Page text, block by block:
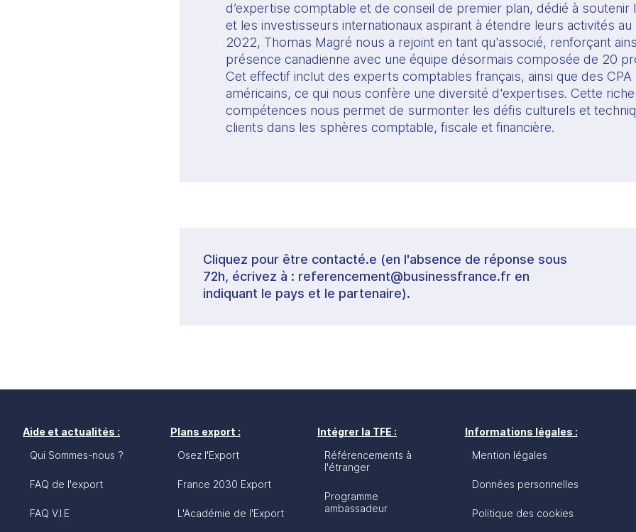
d’expertise comptable et de conseil de premier plan, dédié à soutenir
et les investisseurs internationaux aspirant à étendre leurs activités au
2022, Thomas Magré nous a rejoint en tant qu'associé, renforçant
présence canadienne avec une équipe désormais composée de 20
Cet effectif inclut des experts comptables français, ainsi que des CPA
américains, ce qui nous confère une diversité d'expertises. Cette
compétences nous permet de surmonter les défis culturels et
clients dans les sphères comptable, fiscale et financière.
Cliquez pour être contacté.e (en l'absence de réponse sous
72h, écrivez à : referencement@businessfrance.fr en
indiquant le pays et le partenaire).
Aide et actualités :
Qui Sommes-nous ?
FAQ de l'export
FAQ V.I.E
Plans export :
Osez l'Export
France 2030 Export
L'Académie de l'Export
Intégrer la TFE :
Référencements à
l'étranger
Programme
ambassadeur
Informations légales :
Mention légales
Données personnelles
Politique des cookies